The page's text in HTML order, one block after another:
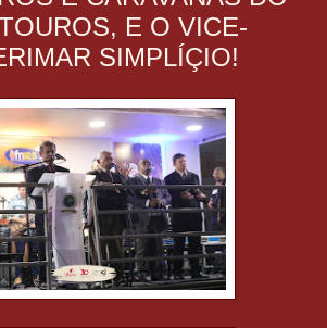
E O VICE-
SIMPLÍÇIO!